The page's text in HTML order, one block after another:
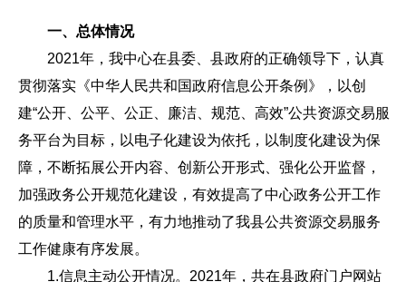
一、总体情况
2021年，我中心在县委、县政府的正确领导下，认真
贯彻落实《中华人民共和国政府信息公开条例》，以创
建“公开、公平、公正、廉洁、规范、高效”公共资源交易服
务平台为目标，以电子化建设为依托，以制度化建设为保
障，不断拓展公开内容、创新公开形式、强化公开监督，
加强政务公开规范化建设，有效提高了中心政务公开工作
的质量和管理水平，有力地推动了我县公共资源交易服务
工作健康有序发展。
1.信息主动公开情况。2021年，共在县政府门户网站